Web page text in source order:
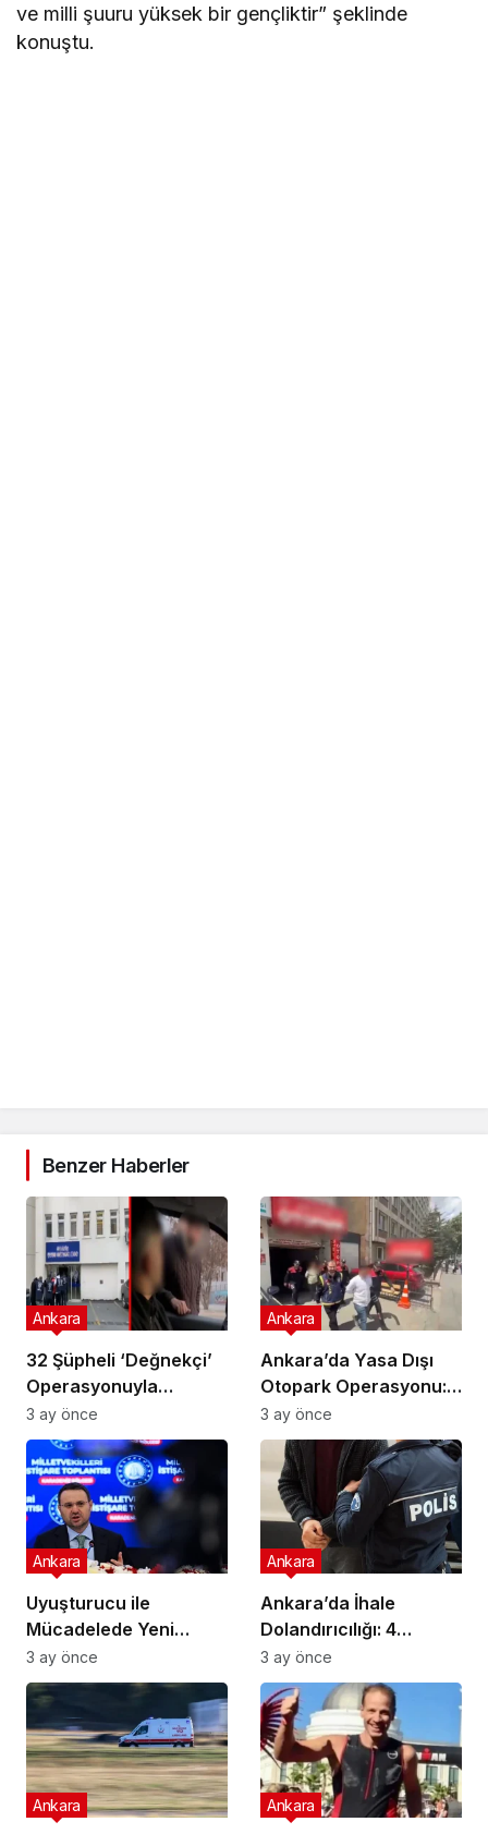
ve milli şuuru yüksek bir gençliktir” şeklinde
konuştu.
Benzer Haberler
32 Şüpheli ‘Değnekçi’
Operasyonuyla
Yakalandı!
Ankara
3 ay önce
Ankara’da Yasa Dışı
Otopark Operasyonu:
32 Gözaltı
Ankara
3 ay önce
Uyuşturucu ile
Mücadelede Yeni
Adımlar Atılıyor!
Ankara
3 ay önce
Ankara’da İhale
Dolandırıcılığı: 4
Gözaltı!
Ankara
3 ay önce
Ankara Ankara